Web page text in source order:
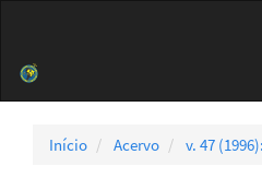
Barra
Início Acervo v. 47